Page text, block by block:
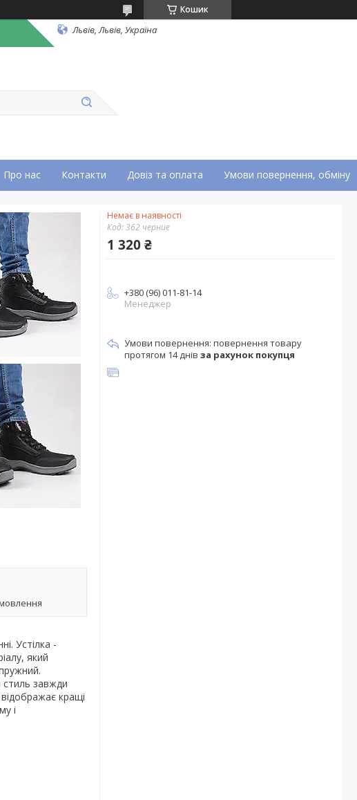
Кошик
Львів, Львів, Україна
Про нас Контакти Довіз та оплата Умови повернення, обміну
Устілка -
який
стиль завжди
кращі
і
Немає в наявності
Код:362 черние
1 320 ₴
+380 (96) 011-81-14
Менеджер
повернення товару
протягом 14 днів за рахунок покупця